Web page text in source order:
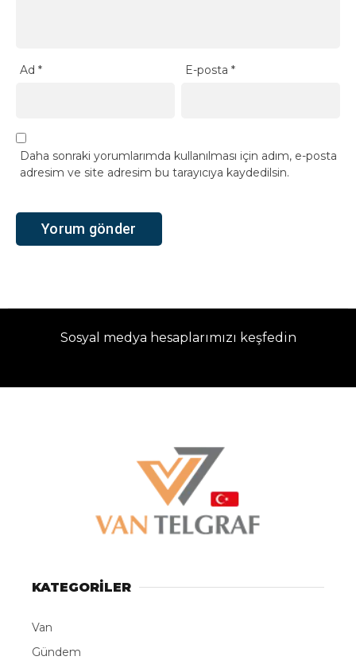
Ad * E-posta*
Daha sonraki yorumlarımda kullanılması için adım, e-posta
adresim ve site adresim bu tarayıcıya kaydedilsin.
Sosyal medya hesaplarımızı keşfedin
KATEGORİLER
Van
Gündem